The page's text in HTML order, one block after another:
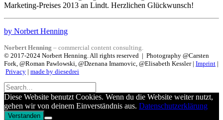
Marketing-Preises 2013 an Lindt. Herzlichen Glückwunsch!
by Norbert Henning
Norbert Henning – commercial content consulting.
© 2017-2024 Norbert Henning. All rights reserved | Photography @Carsten
Fork, @Roman Pawlowski, @Dzenana Imamovic, @Elisabeth Kessler | Imprint |
Privacy | made by diesedrei
Diese Website benutzt Cookies. Wenn du die Website weiter nutzt,
gehen wir von deinem Einverständnis aus. Datenschutzerklärung
Verstanden